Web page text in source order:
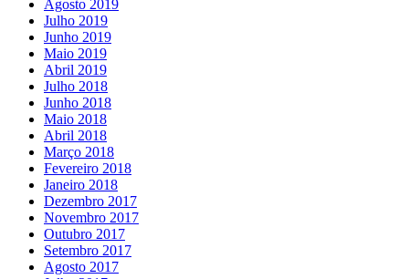
Agosto 2019
Julho 2019
Junho 2019
Maio 2019
Abril 2019
Julho 2018
Junho 2018
Maio 2018
Abril 2018
Março 2018
Fevereiro 2018
Janeiro 2018
Dezembro 2017
Novembro 2017
Outubro 2017
Setembro 2017
Agosto 2017